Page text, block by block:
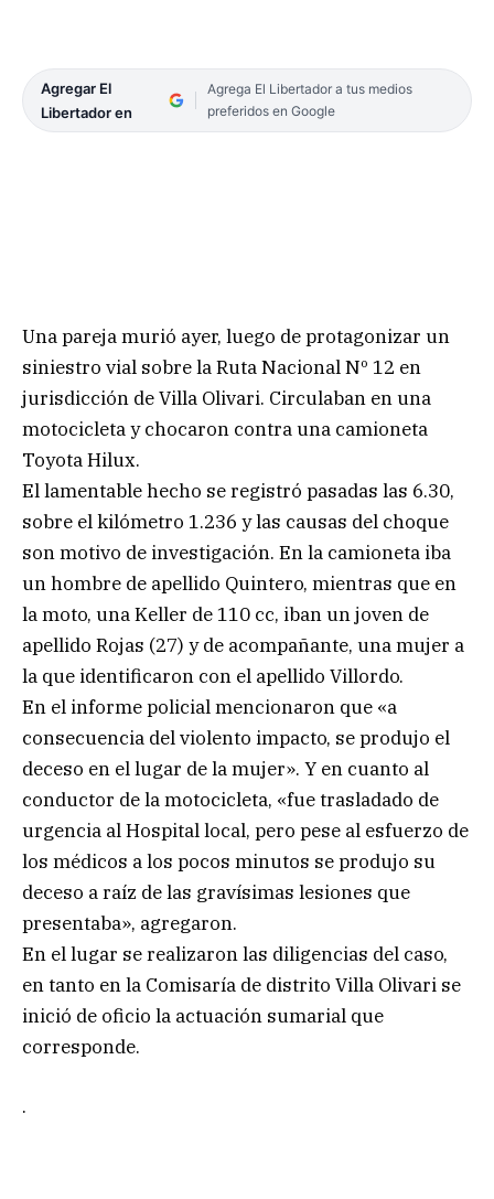
Agregar El
Libertador en
Agrega El Libertador a tus medios
preferidos en Google
Una pareja murió ayer, luego de protagonizar un
siniestro vial sobre la Ruta Nacional Nº 12 en
jurisdicción de Villa Olivari. Circulaban en una
motocicleta y chocaron contra una camioneta
Toyota Hilux.
El lamentable hecho se registró pasadas las 6.30,
sobre el kilómetro 1.236 y las causas del choque
son motivo de investigación. En la camioneta iba
un hombre de apellido Quintero, mientras que en
la moto, una Keller de 110 cc, iban un joven de
apellido Rojas (27) y de acompañante, una mujer a
la que identificaron con el apellido Villordo.
En el informe policial mencionaron que «a
consecuencia del violento impacto, se produjo el
deceso en el lugar de la mujer». Y en cuanto al
conductor de la motocicleta, «fue trasladado de
urgencia al Hospital local, pero pese al esfuerzo de
los médicos a los pocos minutos se produjo su
deceso a raíz de las gravísimas lesiones que
presentaba», agregaron.
En el lugar se realizaron las diligencias del caso,
en tanto en la Comisaría de distrito Villa Olivari se
inició de oficio la actuación sumarial que
corresponde.
.